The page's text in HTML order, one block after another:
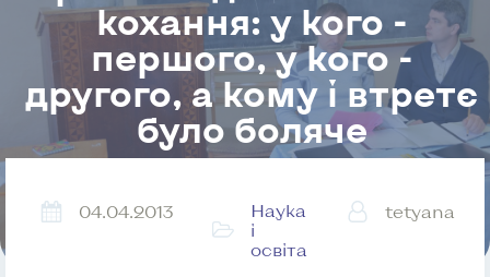
кохання: у кого -
першого, у кого -
другого, а кому і втретє
було боляче
04.04.2013
Наука
і
освіта
tetyana